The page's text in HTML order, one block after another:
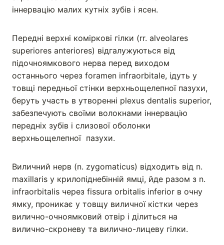
іннервацію малих кутніх зубів і ясен.
Передні верхні коміркові гілки (rr. alveolares
superiores anteriores) відгалужуються від
підочноямкового нерва перед виходом
останнього через foramen infraorbitale, ідуть у
товщі передньої стінки верхньощелепної пазухи,
беруть участь в утворенні plexus dentalis superior,
забезпечують своїми волокнами іннервацію
передніх зубів і слизової оболонки
верхньощелепної пазухи.
Виличний нерв (n. zygomaticus) відходить від n.
maxillaris у крилопіднебінній ямці, йде разом з n.
infraorbitalis через fissura orbitalis inferior в очну
ямку, проникає у товщу виличної кістки через
вилично-очноямковий отвір і ділиться на
вилично-скроневу та вилично-лицеву гілки.